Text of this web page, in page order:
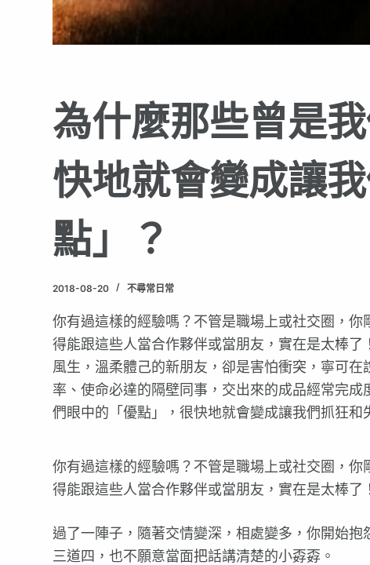
為什麼那些曾是
快地就會變成讓
點」？
2018-08-20 不尋常日常
你有過這樣的經驗嗎？不管是職場上或社交圈，
得能跟這些人當合作夥伴或當朋友，實在是太棒
風生，溫柔體己的新朋友，卻是害怕衝突，寧可
率、使命必達的隔壁同事，交出來的成品經常完
們眼中的「優點」，很快地就會變成讓我們抓狂和
你有過這樣的經驗嗎？不管是職場上或社交圈，
得能跟這些人當合作夥伴或當朋友，實在是太棒了！
過了一陣子，隨著交情變深，相處變多，你開始
三道四，也不願意當面把話講清楚的小孬孬。